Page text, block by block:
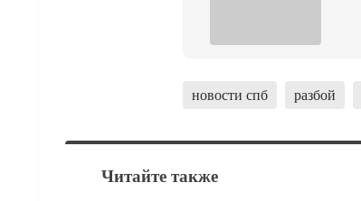
новости спб разбой
Читайте также